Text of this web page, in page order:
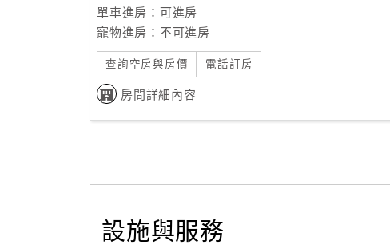
單車進房：可進房
寵物進房：不可進房
查詢空房與房價 電話訂房
房間詳細內容
設施與服務